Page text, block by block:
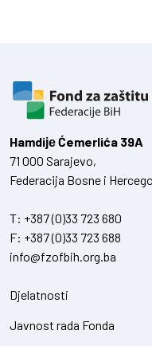
Hamdiје Ćemerlića 39A
71 000 Sarajevo,
Federacija Bosne i
T: +387 (0)33 723 680
F: +387 (0)33 723 688
info@fzofbih.org.ba
Djelatnosti
Javnost rada Fonda